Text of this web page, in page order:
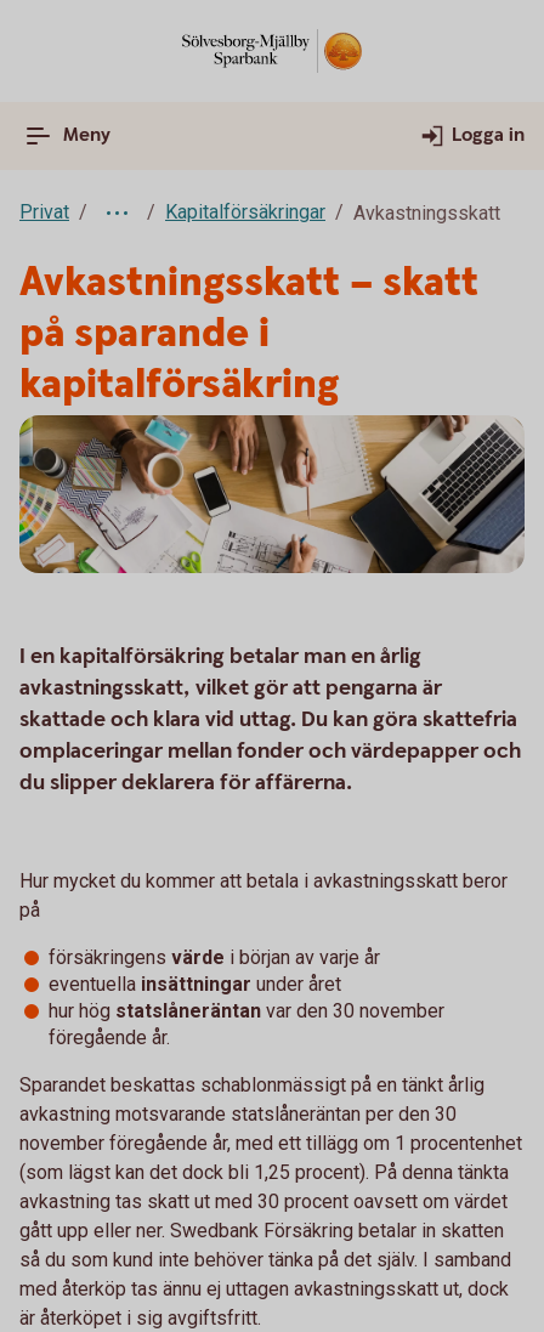
Meny Logga in
Privat Kapitalförsäkringar Avkastningsskatt
Avkastningsskatt – skatt
på sparande i
kapitalförsäkring
I en kapitalförsäkring betalar man en årlig
avkastningsskatt, vilket gör att pengarna är
skattade och klara vid uttag. Du kan göra skattefria
omplaceringar mellan fonder och värdepapper och
du slipper deklarera för affärerna.
Hur mycket du kommer att betala i avkastningsskatt beror
på
försäkringens värde i början av varje år
eventuella insättningar under året
hur hög statslåneräntan var den 30 november
föregående år.
Sparandet beskattas schablonmässigt på en tänkt årlig
avkastning motsvarande statslåneräntan per den 30
november föregående år, med ett tillägg om 1 procentenhet
(som lägst kan det dock bli 1,25 procent). På denna tänkta
avkastning tas skatt ut med 30 procent oavsett om värdet
gått upp eller ner. Swedbank Försäkring betalar in skatten
så du som kund inte behöver tänka på det själv. I samband
med återköp tas ännu ej uttagen avkastningsskatt ut, dock
är återköpet i sig avgiftsfritt.